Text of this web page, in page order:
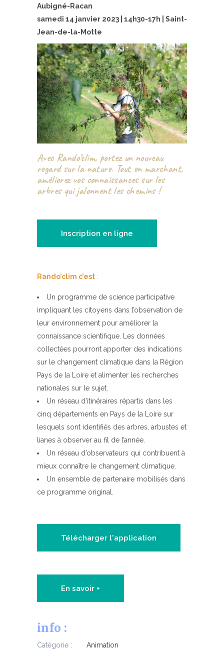
Aubigné-Racan
samedi 14 janvier 2023 | 14h30-17h | Saint-
Jean-de-la-Motte
Avec Rando’clim, portez un nouveau
regard sur la nature. Tout en marchant,
améliorez vos connaissances sur les
arbres qui jalonnent les chemins !
Inscription en ligne
Rando’clim c’est :
Un programme de science participative
impliquant les citoyens dans l’observation de
leur environnement pour améliorer la
connaissance scientifique. Les données
collectées pourront apporter des indications
sur le changement climatique dans la Région
Pays de la Loire et alimenter les recherches
nationales sur le sujet.
Un réseau d’itinéraires répartis dans les
cinq départements en Pays de la Loire sur
lesquels sont identifiés des arbres, arbustes et
lianes à observer au fil de l’année.
Un réseau d’observateurs qui contribuent à
mieux connaître le changement climatique.
Un ensemble de partenaire mobilisés dans
ce programme original.
Télécharger l'application
En savoir +
info :
Catégorie :
Animation